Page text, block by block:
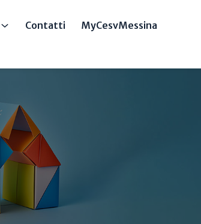
Contatti MyCesvMessina